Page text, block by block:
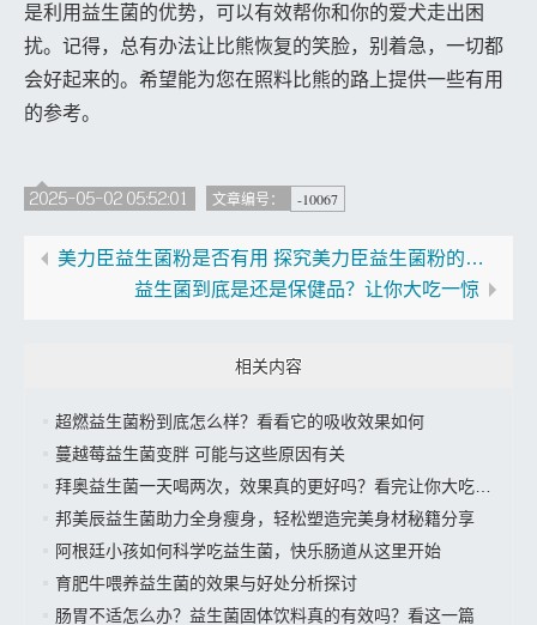
是利用益生菌的优势，可以有效帮你和你的爱犬走出困
扰。记得，总有办法让比熊恢复的笑脸，别着急，一切都
会好起来的。希望能为您在照料比熊的路上提供一些有用
的参考。
2025-05-02 05:52:01 文章编号： -10067
美力臣益生菌粉是否有用 探究美力臣益生菌粉的功效
益生菌到底是还是保健品？让你大吃一惊
相关内容
超燃益生菌粉到底怎么样？看看它的吸收效果如何
蔓越莓益生菌变胖 可能与这些原因有关
拜奥益生菌一天喝两次，效果真的更好吗？看完让你大吃一惊
邦美辰益生菌助力全身瘦身，轻松塑造完美身材秘籍分享
阿根廷小孩如何科学吃益生菌，快乐肠道从这里开始
育肥牛喂养益生菌的效果与好处分析探讨
肠胃不适怎么办？益生菌固体饮料真的有效吗？看这一篇